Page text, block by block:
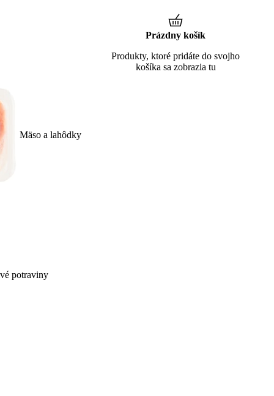
Mäso a lahôdky
potraviny
Prázdny košík
Produkty, ktoré pridáte do svojho
košíka sa zobrazia tu